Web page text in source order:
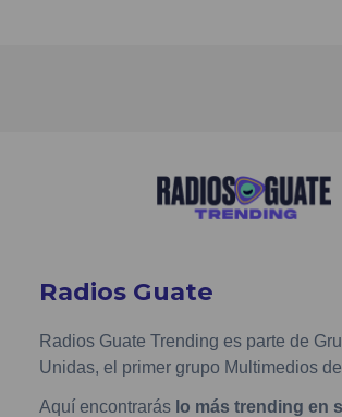
Radios Guate
Radios Guate Trending es parte de
Unidas, el primer grupo Multimedios
Aquí encontrarás lo más trending en